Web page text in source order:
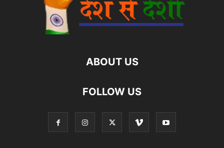
ABOUT US
FOLLOW US